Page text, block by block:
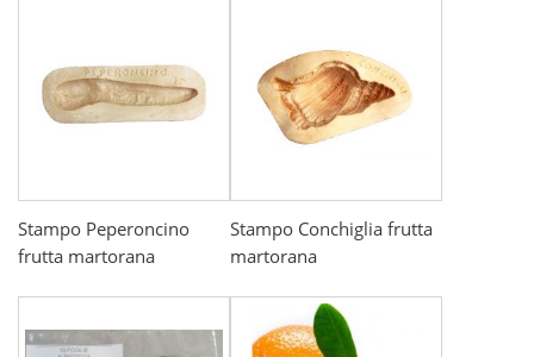
Stampo Peperoncino
frutta martorana
Stampo Conchiglia frutta
martorana